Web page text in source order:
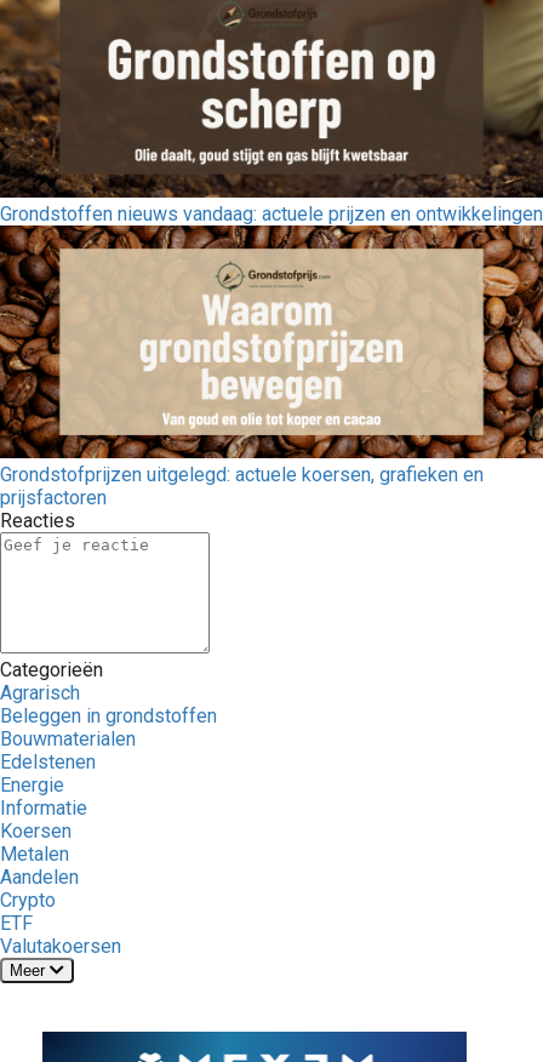
Grondstoffen nieuws vandaag: actuele prijzen en ontwikkelingen
Grondstofprijzen uitgelegd: actuele koersen, grafieken en
prijsfactoren
Reacties
Categorieën
Agrarisch
Beleggen in grondstoffen
Bouwmaterialen
Edelstenen
Energie
Informatie
Koersen
Metalen
Aandelen
Crypto
ETF
Valutakoersen
Meer